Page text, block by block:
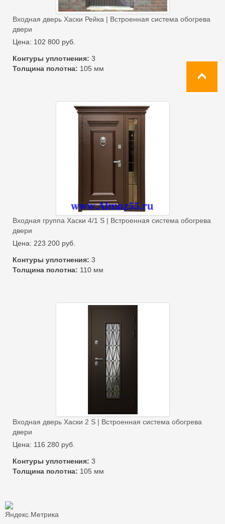
Входная дверь Хаски Рейка | Встроенная система обогрева
двери
Цена: 102 800 руб.
Контуры уплотнения: 3
Толщина полотна: 105 мм
Входная группа Хаски 4/1 S | Встроенная система обогрева
двери
Цена: 223 200 руб.
Контуры уплотнения: 3
Толщина полотна: 110 мм
Входная дверь Хаски 2 S | Встроенная система обогрева
двери
Цена: 116 280 руб.
Контуры уплотнения: 3
Толщина полотна: 105 мм